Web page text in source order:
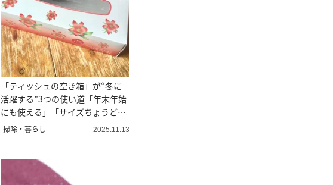
「ティッシュの空き箱」が“冬に
活躍する”3つの使い道「年末年始
にも使える」「サイズちょうどい
い」
掃除・暮らし 2025.11.13